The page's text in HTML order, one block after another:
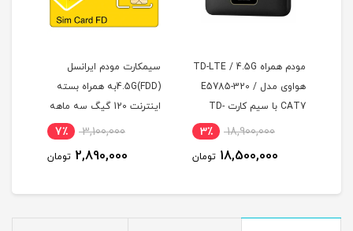
مودم همراه TD-LTE / 4.5G
هواوی مدل E5785-320 /
CAT7 با سیم کارت TD-
LTE و اینترنت 50 گیگ یک18,900,000 3٪
18,500,000 تومان
سیمکارت مودم ایرانسل
4.5G(FDD)به همراه بسته
اینترنت 120 گیگ سه ماهه
(مخصوص مودم )
3,100,000 7٪
2,890,000 تومان